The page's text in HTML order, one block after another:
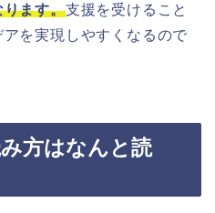
ります。支援を受けること
を実現しやすくなるので
み方はなんと読